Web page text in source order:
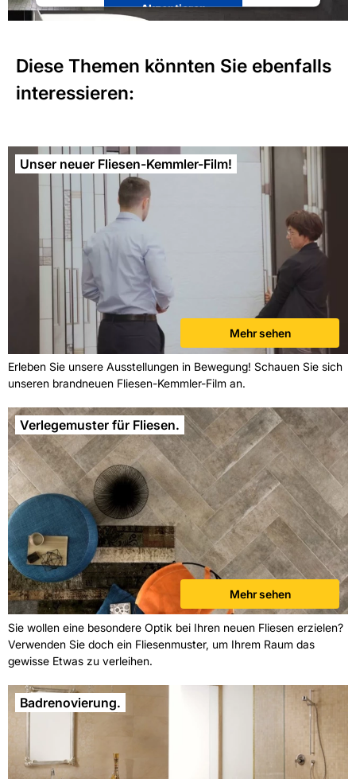
Akzeptieren
Diese Themen könnten Sie ebenfalls
interessieren:
Unser neuer Fliesen-Kemmler-Film!
Mehr sehen
Erleben Sie unsere Ausstellungen in Bewegung! Schauen Sie sich
unseren brandneuen Fliesen-Kemmler-Film an.
Verlegemuster für Fliesen.
Mehr sehen
Sie wollen eine besondere Optik bei Ihren neuen Fliesen erzielen?
Verwenden Sie doch ein Fliesenmuster, um Ihrem Raum das
gewisse Etwas zu verleihen.
Badrenovierung.